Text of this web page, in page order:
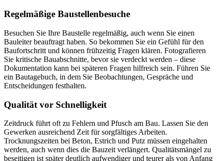
Regelmäßige Baustellenbesuche
Besuchen Sie Ihre Baustelle regelmäßig, auch wenn Sie einen
Bauleiter beauftragt haben. So bekommen Sie ein Gefühl für den
Baufortschritt und können frühzeitig Fragen klären. Fotografieren
Sie kritische Bauabschnitte, bevor sie verdeckt werden – diese
Dokumentation kann bei späteren Fragen hilfreich sein. Führen Sie
ein Bautagebuch, in dem Sie Beobachtungen, Gespräche und
Entscheidungen festhalten.
Qualität vor Schnelligkeit
Zeitdruck führt oft zu Fehlern und Pfusch am Bau. Lassen Sie den
Gewerken ausreichend Zeit für sorgfältiges Arbeiten.
Trocknungszeiten bei Beton, Estrich und Putz müssen eingehalten
werden, auch wenn dies die Bauzeit verlängert. Qualitätsmängel zu
beseitigen ist später deutlich aufwendiger und teurer als von Anfang